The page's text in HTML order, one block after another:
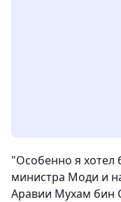
"Особенно я хотел
министра Моди и
Аравии Мухам бин